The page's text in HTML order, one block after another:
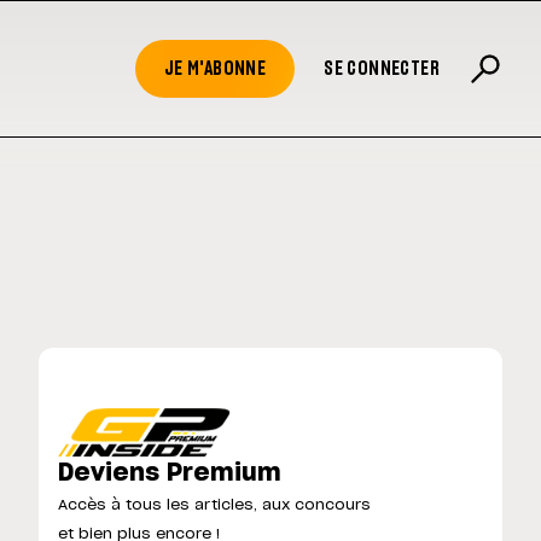
JE M'ABONNE SE CONNECTER
Deviens Premium
Accès à tous les articles, aux concours
et bien plus encore !